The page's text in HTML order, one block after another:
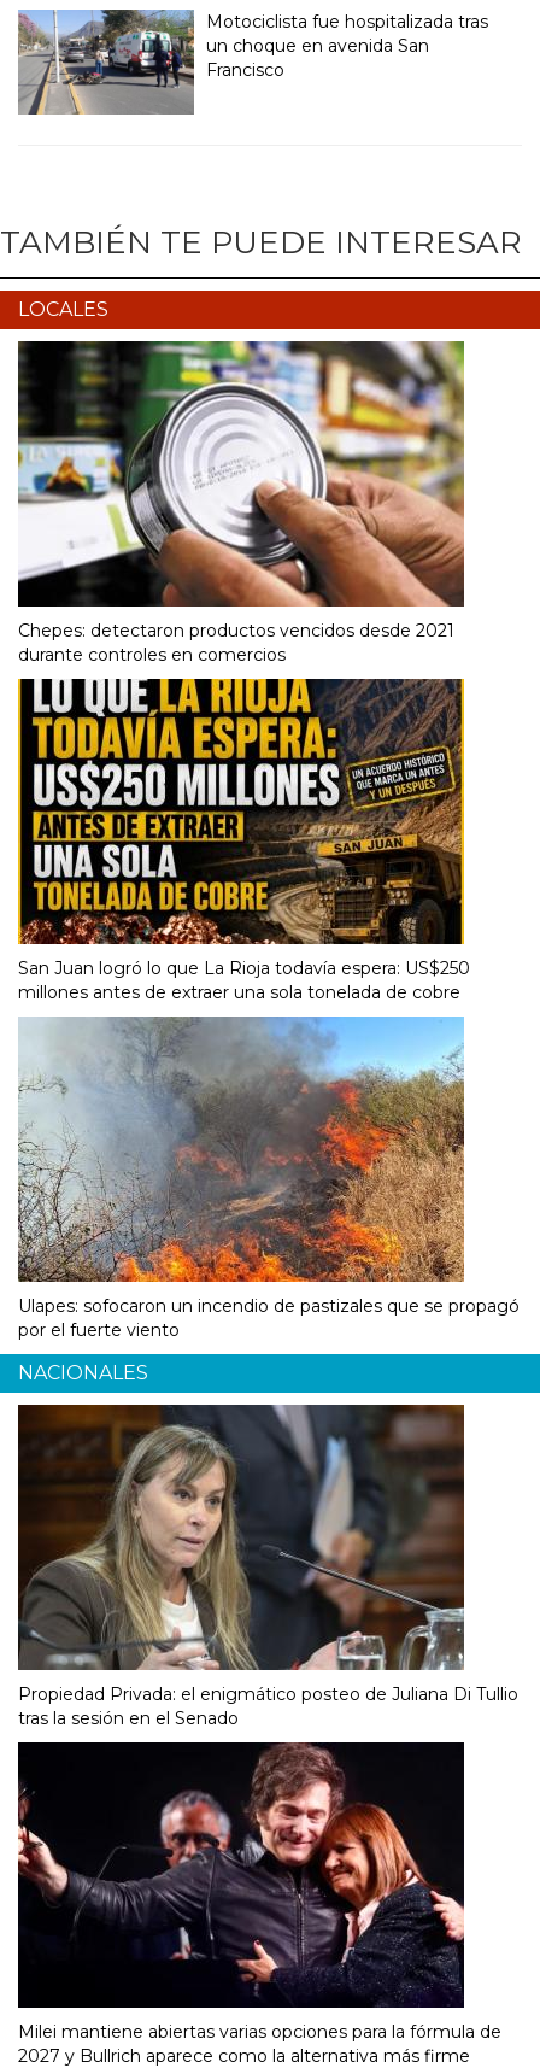
Motociclista fue hospitalizada tras
un choque en avenida San
Francisco
TAMBIÉN TE PUEDE INTERESAR
LOCALES
Chepes: detectaron productos vencidos desde 2021
durante controles en comercios
San Juan logró lo que La Rioja todavía espera: US$250
millones antes de extraer una sola tonelada de cobre
Ulapes: sofocaron un incendio de pastizales que se propagó
por el fuerte viento
NACIONALES
Propiedad Privada: el enigmático posteo de Juliana Di Tullio
tras la sesión en el Senado
Milei mantiene abiertas varias opciones para la fórmula de
2027 y Bullrich aparece como la alternativa más firme